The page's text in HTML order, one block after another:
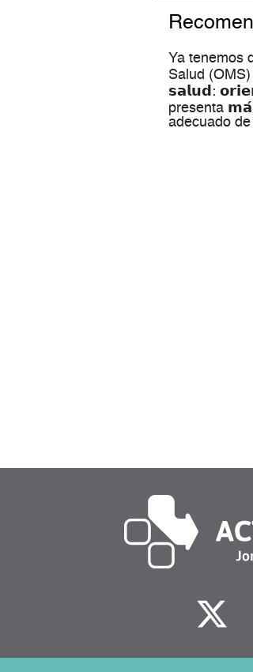
Ya tenemos
Salud
𝘀𝗮𝗹𝘂𝗱:
presenta
adecuado